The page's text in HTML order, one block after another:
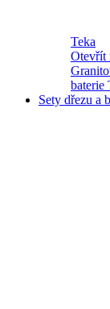
Teka
Otevřít
baterie
Sety dřezu a